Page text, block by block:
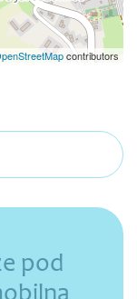
contributors
pod